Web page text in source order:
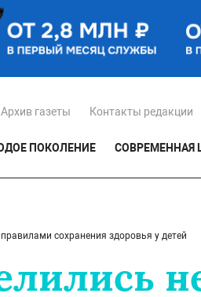
Архив газеты Контакты редакции
ПОКОЛЕНИЕ СОВРЕМЕННАЯ
сохранения здоровья у детей